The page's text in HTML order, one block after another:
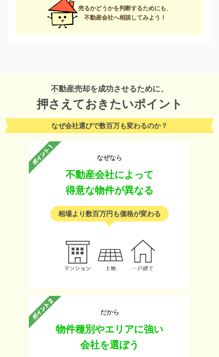
売るかどうかを判断するためにも、
不動産会社へ相談してみよう！
不動産売却を成功させるために、
押さえておきたいポイント
なぜ会社選びで数百万も変わるのか？
なぜなら
不動産会社によって
得意な物件が異なる
相場より数百万円も価格が変わる
だから
物件種別やエリアに強い
会社を選ぼう